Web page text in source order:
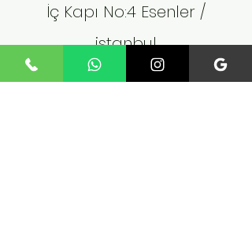
İç Kapı No:4 Esenler /
istanbul
+90 545 824 02 61